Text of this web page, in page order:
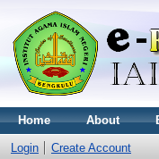
Home About
Login Create Account